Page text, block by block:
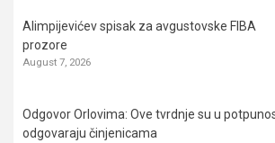
Alimpijevićev spisak za avgustovske FIBA
prozore
August 7, 2026
Odgovor Orlovima: ​Ove tvrdnje su u
odgovaraju činjenicama